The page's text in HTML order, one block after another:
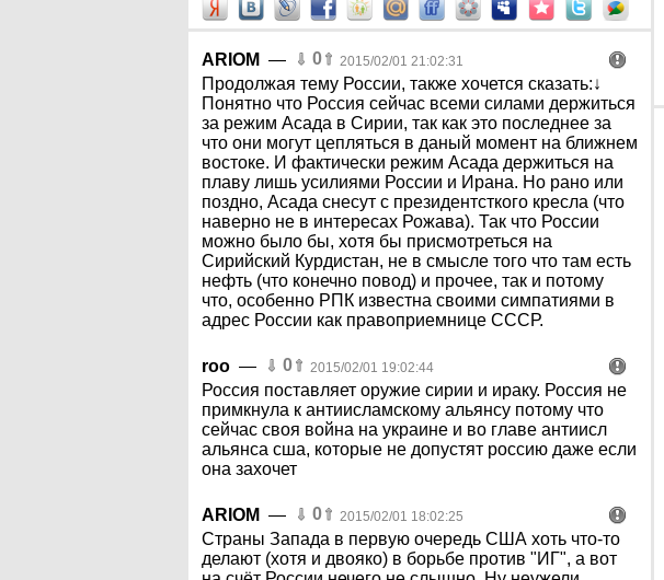
ARIOM — 0 2015/02/01 21:02:31
Продолжая тему России, также хочется сказать:↓
Понятно что Россия сейчас всеми силами держиться
за режим Асада в Сирии, так как это последнее за
что они могут цепляться в даный момент на ближнем
востоке. И фактически режим Асада держиться на
плаву лишь усилиями России и Ирана. Но рано или
поздно, Асада снесут с президентсткого кресла (что
наверно не в интересах Рожава). Так что России
можно было бы, хотя бы присмотреться на
Сирийский Курдистан, не в смысле того что там есть
нефть (что конечно повод) и прочее, так и потому
что, особенно РПК известна своими симпатиями в
адрес России как правоприемнице СССР.
roo — 0 2015/02/01 19:02:44
Россия поставляет оружие сирии и ираку. Россия не
примкнула к антиисламскому альянсу потому что
сейчас своя война на украине и во главе антиисл
альянса сша, которые не допустят россию даже если
она захочет
ARIOM — 0 2015/02/01 18:02:25
Страны Запада в первую очередь США хоть что-то
делают (хотя и двояко) в борьбе против "ИГ", а вот